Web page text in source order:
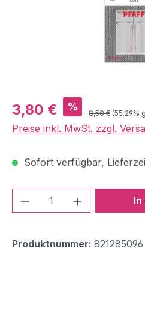
Verkaufspreis:
3,80 € % Regulärer Preis:
8,50 € (55.29%
Preise inkl. MwSt. zzgl.
Sofort verfügbar,
Produkt Anzahl: In
Produktnummer: 821285096